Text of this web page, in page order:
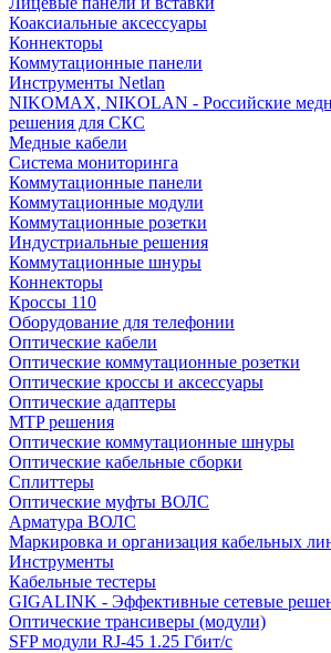
Коаксиальные аксессуары
Коннекторы
Коммутационные панели
Инструменты Netlan
NIKOMAX, NIKOLAN - Российские
решения для СКС
Медные кабели
Система мониторинга
Коммутационные панели
Коммутационные модули
Коммутационные розетки
Индустриальные решения
Коммутационные шнуры
Коннекторы
Кроссы 110
Оборудование для телефонии
Оптические кабели
Оптические коммутационные розетки
Оптические кроссы и аксессуары
Оптические адаптеры
MTP решения
Оптические коммутационные шнуры
Оптические кабельные сборки
Сплиттеры
Оптические муфты ВОЛС
Арматура ВОЛС
Маркировка и организация кабельных
Инструменты
Кабельные тестеры
GIGALINK - Эффективные сетевые
Оптические трансиверы (модули)
SFP модули RJ-45 1.25 Гбит/c